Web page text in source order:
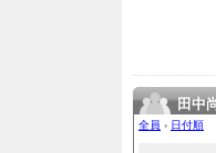
田中
全員 › 日付順